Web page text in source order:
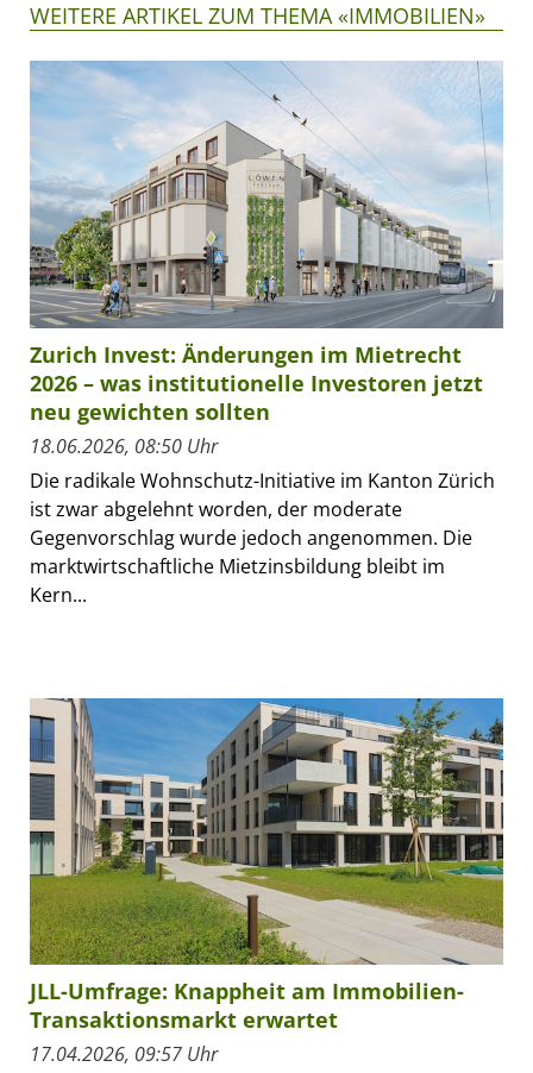
WEITERE ARTIKEL ZUM THEMA «IMMOBILIEN»
Zurich Invest: Änderungen im Mietrecht
2026 – was institutionelle Investoren jetzt
neu gewichten sollten
18.06.2026, 08:50 Uhr
Die radikale Wohnschutz-Initiative im Kanton Zürich
ist zwar abgelehnt worden, der moderate
Gegenvorschlag wurde jedoch angenommen. Die
marktwirtschaftliche Mietzinsbildung bleibt im
Kern...
JLL-Umfrage: Knappheit am Immobilien-
Transaktionsmarkt erwartet
17.04.2026, 09:57 Uhr